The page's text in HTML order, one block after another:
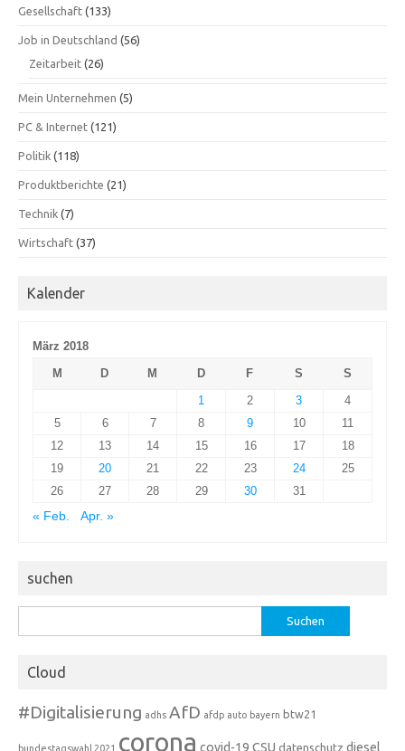
Gesellschaft (133)
Job in Deutschland (56)
Zeitarbeit (26)
Mein Unternehmen (5)
PC & Internet (121)
Politik (118)
Produktberichte (21)
Technik (7)
Wirtschaft (37)
Kalender
März 2018
M
D M D F S
S
1
2 3
4
5
6 7 8 9 10
11
12
13 14 15 16 17
18
19
20 21 22 23 24
25
26
27 28 29 30
31
« Feb.
Apr. »
suchen
nach:
Cloud
#Digitalisierung adhs AfD afdp auto bayern btw21
bundestagswahl 2021 corona covid-19 CSU datenschutz diesel